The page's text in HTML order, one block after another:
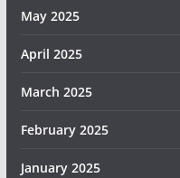
May 2025
April 2025
March 2025
February 2025
January 2025